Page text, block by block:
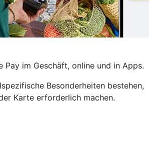
Pay im Geschäft, online und in Apps.
Besonderheiten bestehen,
Karte erforderlich machen.